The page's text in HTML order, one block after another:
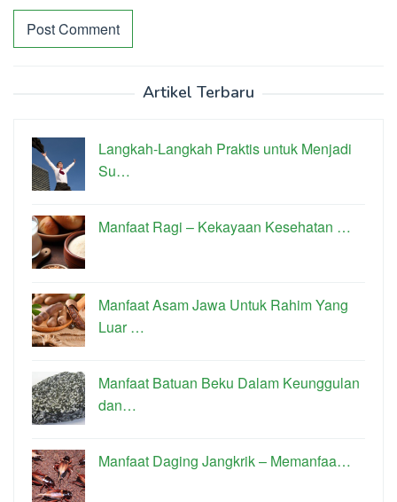
Artikel Terbaru
Langkah-Langkah Praktis untuk Menjadi
Su…
Manfaat Ragi – Kekayaan Kesehatan …
Manfaat Asam Jawa Untuk Rahim Yang
Luar …
Manfaat Batuan Beku Dalam Keunggulan
dan…
Manfaat Daging Jangkrik – Memanfaa…